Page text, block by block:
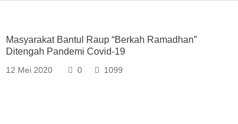
Masyarakat Bantul Raup “Berkah Ramadhan”
Ditengah Pandemi Covid-19
12 Mei 2020 0 1099